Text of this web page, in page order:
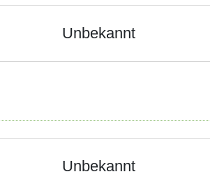
Unbekannt
Unbekannt